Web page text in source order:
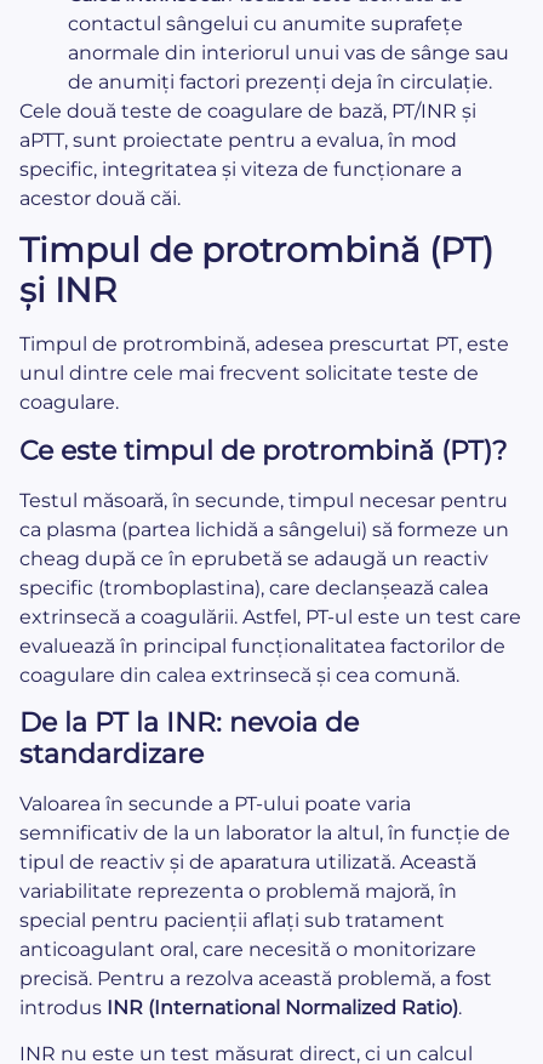
contactul sângelui cu anumite suprafețe
anormale din interiorul unui vas de sânge sau
de anumiți factori prezenți deja în circulație.
Cele două teste de coagulare de bază, PT/INR și
aPTT, sunt proiectate pentru a evalua, în mod
specific, integritatea și viteza de funcționare a
acestor două căi.
Timpul de protrombină (PT)
și INR
Timpul de protrombină, adesea prescurtat PT, este
unul dintre cele mai frecvent solicitate teste de
coagulare.
Ce este timpul de protrombină (PT)?
Testul măsoară, în secunde, timpul necesar pentru
ca plasma (partea lichidă a sângelui) să formeze un
cheag după ce în eprubetă se adaugă un reactiv
specific (tromboplastina), care declanșează calea
extrinsecă a coagulării. Astfel, PT-ul este un test care
evaluează în principal funcționalitatea factorilor de
coagulare din calea extrinsecă și cea comună.
De la PT la INR: nevoia de
standardizare
Valoarea în secunde a PT-ului poate varia
semnificativ de la un laborator la altul, în funcție de
tipul de reactiv și de aparatura utilizată. Această
variabilitate reprezenta o problemă majoră, în
special pentru pacienții aflați sub tratament
anticoagulant oral, care necesită o monitorizare
precisă. Pentru a rezolva această problemă, a fost
introdus INR (International Normalized Ratio).
INR nu este un test măsurat direct, ci un calcul